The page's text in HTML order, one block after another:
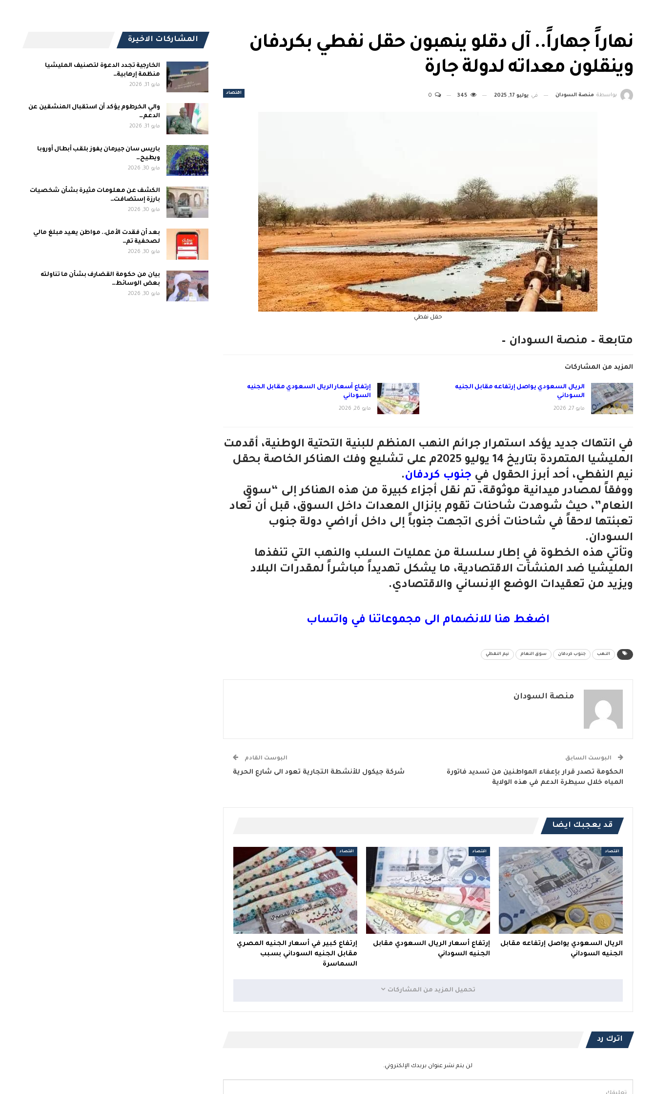
نهاراً جهاراً.. آل دقلو ينهبون حقل نفطي بكردفان
وينقلون معداته لدولة جارة
اقتصاد بواسطة منصة السودان في يوليو 17, 2025 345
حقل نفطي
متابعة – منصة السودان –
المزيد من المشاركات
الريال السعودي يواصل إرتفاعه مقابل الجنيه
السوداني
مايو 27, 2026
إرتفاع أسعار الريال السعودي مقابل الجنيه
السوداني
مايو 26, 2026
في انتهاك جديد يؤكد استمرار جرائم النهب المنظم للبنية التحتية الوطنية، أقدمت
المليشيا المتمردة بتاريخ 14 يوليو 2025م على تشليع وفك الهناكر الخاصة بحقل
نيم النفطي، أحد أبرز الحقول في جنوب كردفان.
ووفقاً لمصادر ميدانية موثوقة، تم نقل أجزاء كبيرة من هذه الهناكر إلى “سوق
النعام”، حيث شوهدت شاحنات تقوم بإنزال المعدات داخل السوق، قبل أن تُعاد
تعبئتها لاحقاً في شاحنات أخرى اتجهت جنوباً إلى داخل أراضي دولة جنوب
السودان.
وتأتي هذه الخطوة في إطار سلسلة من عمليات السلب والنهب التي تنفذها
المليشيا ضد المنشآت الاقتصادية، ما يشكل تهديداً مباشراً لمقدرات البلاد
ويزيد من تعقيدات الوضع الإنساني والاقتصادي.
اضغط هنا للانضمام الى مجموعاتنا في واتساب
النهب جنوب كردفان سوق النعام نيم النفطي
منصة السودان
البوست السابق
الحكومة تصدر قرار بإعفاء المواطنين من تسديد فاتورة
المياه خلال سيطرة الدعم في هذه الولاية
البوست القادم
شركة جيكول للأنشطة التجارية تعود الى شارع الحرية
قد يعجبك ايضا
اقتصاد
الريال السعودي يواصل إرتفاعه مقابل
الجنيه السوداني
اقتصاد
إرتفاع أسعار الريال السعودي مقابل
الجنيه السوداني
اقتصاد
إرتفاع كبير في أسعار الجنيه المصري
مقابل الجنيه السوداني بسبب
السماسرة
تحميل المزيد من المشاركات
اترك رد
لن يتم نشر عنوان بريدك الإلكتروني.
المشاركات الاخيرة
الخارجية تجدد الدعوة لتصنيف المليشيا
منظمة إرهابية…
مايو 31, 2026
والي الخرطوم يؤكد أن استقبال المنشقين عن
الدعم…
مايو 31, 2026
باريس سان جيرمان يفوز بلقب أبطال أوروبا
ويطيح…
مايو 30, 2026
الكشف عن معلومات مثيرة بشأن شخصيات
بارزة إستضافت…
مايو 30, 2026
بعد أن فقدت الأمل.. مواطن يعيد مبلغ مالي
لصحفية تم…
مايو 30, 2026
بيان من حكومة القضارف بشأن ما تناولته
بعض الوسائط…
مايو 30, 2026